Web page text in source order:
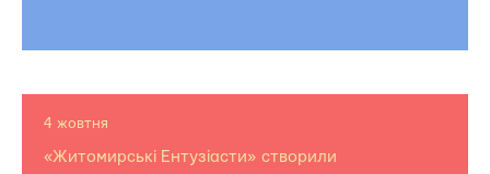
4 жовтня
«Житомирські Ентузіасти» створили